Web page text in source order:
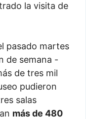
la visita de
pasado martes
de semana -
de tres mil
pudieron
salas
más de 480